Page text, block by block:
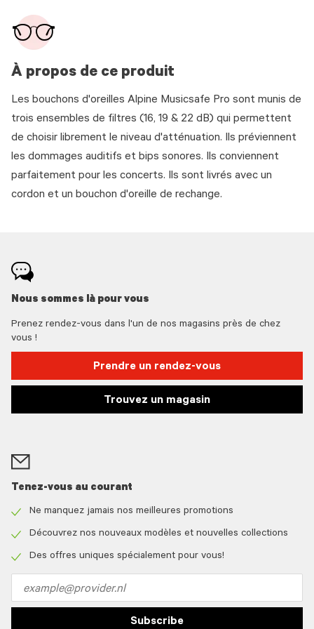
À propos de ce produit
Les bouchons d'oreilles Alpine Musicsafe Pro sont munis de
trois ensembles de filtres (16, 19 & 22 dB) qui permettent
de choisir librement le niveau d'atténuation. Ils préviennent
les dommages auditifs et bips sonores. Ils conviennent
parfaitement pour les concerts. Ils sont livrés avec un
cordon et un bouchon d'oreille de rechange.
Nous sommes là pour vous
Prenez rendez-vous dans l'un de nos magasins près de chez
vous !
Prendre un rendez-vous
Trouvez un magasin
Tenez-vous au courant
icon
Ne manquez jamais nos meilleures promotions
icon
Découvrez nos nouveaux modèles et nouvelles collections
Des offres uniques spécialement pour vous!
address
Subscribe